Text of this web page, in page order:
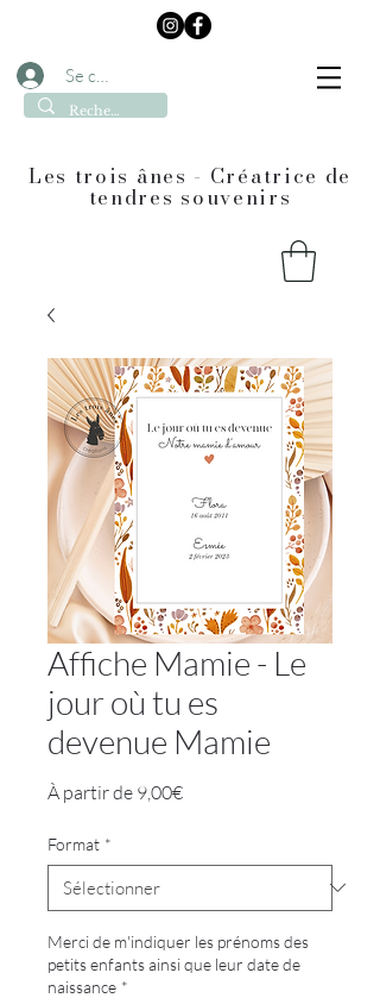
Se connecter
Les trois ânes - Créatrice de
tendres souvenirs
Affiche Mamie - Le
jour où tu es
devenue Mamie
À partir de 9,00€Prix
Format *
Merci de m'indiquer les prénoms des
petits enfants ainsi que leur date de
naissance *